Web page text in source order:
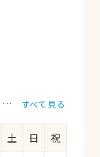
フェレット
すべて見る
土 日
祝